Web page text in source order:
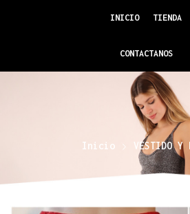
INICIO TIENDA
CONTACTANOS
Inicio VESTIDO Y